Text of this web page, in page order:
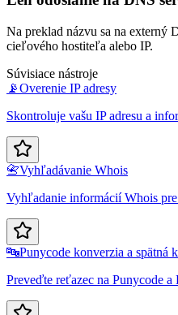
Na preklad názvu sa na externý
cieľového hostiteľa alebo IP.
Súvisiace nástroje
📡Overenie IP adresy
Skontroluje vašu IP adresu a
📇Vyhľadávanie Whois
Vyhľadanie informácií Whois pre
🔤Punycode konverzia a spätná
Preveďte reťazec na Punycode a